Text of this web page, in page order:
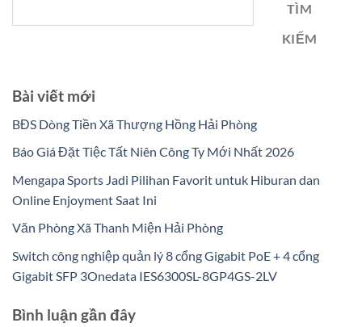
TÌM
KIẾM
Bài viết mới
BĐS Dòng Tiền Xã Thượng Hồng Hải Phòng
Báo Giá Đặt Tiệc Tất Niên Công Ty Mới Nhất 2026
Mengapa Sports Jadi Pilihan Favorit untuk Hiburan dan
Online Enjoyment Saat Ini
Văn Phòng Xã Thanh Miện Hải Phòng
Switch công nghiệp quản lý 8 cổng Gigabit PoE + 4 cổng
Gigabit SFP 3Onedata IES6300SL-8GP4GS-2LV
Bình luận gần đây